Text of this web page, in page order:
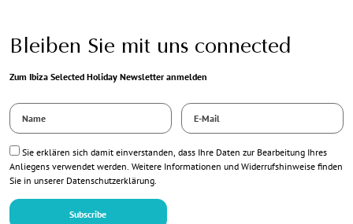
Bleiben Sie mit uns connected
Zum Ibiza Selected Holiday Newsletter anmelden
Name
*
E-
Mail
Datenschutz
*
Sie erklären sich damit einverstanden, dass Ihre Daten zur Bearbeitung Ihres
Anliegens verwendet werden. Weitere Informationen und Widerrufshinweise finden
Sie in unserer Datenschutzerklärung
Subscribe